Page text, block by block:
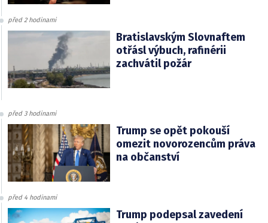
před 2 hodinami
Bratislavským Slovnaftem
otřásl výbuch, rafinérii
zachvátil požár
před 3 hodinami
Trump se opět pokouší
omezit novorozencům práva
na občanství
před 4 hodinami
Trump podepsal zavedení